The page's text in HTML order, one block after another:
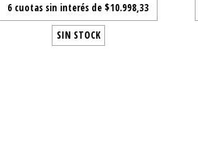
6 cuotas sin interés de $10.998,33
SIN STOCK